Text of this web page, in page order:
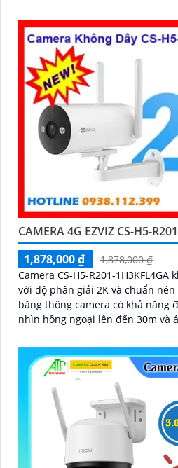
rõ nét 24/7
CAMERA 4G EZVIZ CS-H5-
1,878,000 ₫
1,878,000 ₫
Camera CS-H5-R201-
với độ phân giải 2K và chuẩn
băng thông camera có khả năng
nhìn hồng ngoại lên đến 30m và
còn tích hợp tính năng phát hiện
bằng còi và đèn chớp phù hợp
nhà xưởng công trình